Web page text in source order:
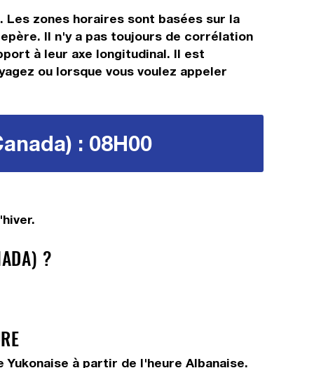
zones horaires sont basées sur la
Il n'y a pas toujours de corrélation
à leur axe longitudinal. Il est
ou lorsque vous voulez appeler
: 08H00
?
à partir de l'heure Albanaise.